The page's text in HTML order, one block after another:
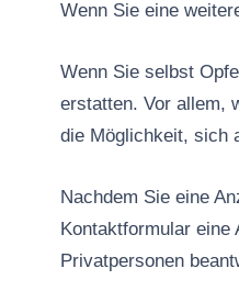
Wenn Sie eine
Wenn Sie selbst
erstatten. Vor allem,
die Möglichkeit, sich
Nachdem Sie eine
Kontaktformular eine
Privatpersonen